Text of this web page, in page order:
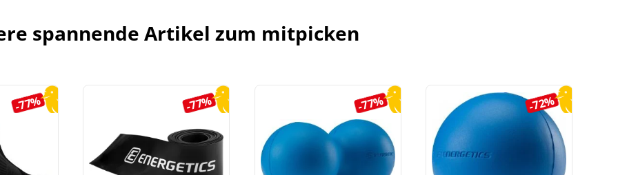
spannende Artikel zum mitpicken
-77% -77% -77% -72%